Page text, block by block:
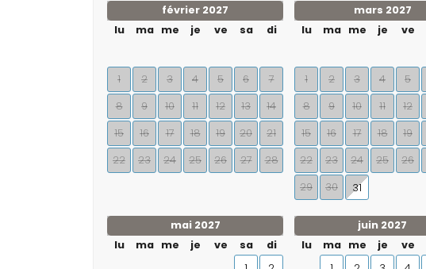
février 2027
lu
ma me je ve sa di
1 2 3 4 5 6
7
8
9 10 11 12 13
14
15
16 17 18 19 20
21
22
23 24 25 26 27 28
mars 2027
lu
ma me je ve
1 2 3 4 5
8
9 10 11 12
15
16 17 18 19
22
23 24 25 26
29
30 31
mai 2027
lu
ma me je ve sa
di
juin 2027
lu
ma me je ve